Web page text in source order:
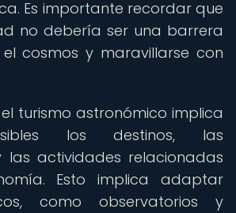
Es importante recordar que
no debería ser una barrera
cosmos y maravillarse con
el turismo astronómico implica
los destinos, las
las actividades relacionadas
Esto implica adaptar
como observatorios y